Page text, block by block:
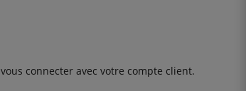
vous connecter avec votre compte client.